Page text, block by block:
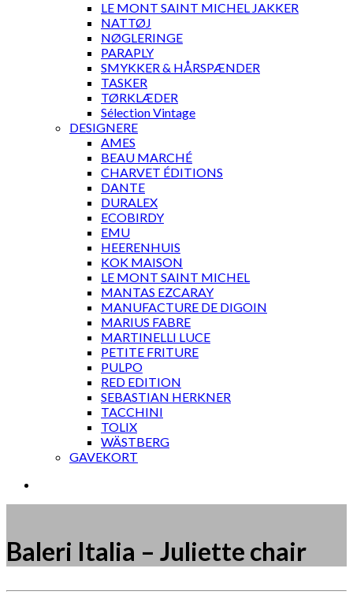
LE MONT SAINT MICHEL JAKKER
NATTØJ
NØGLERINGE
PARAPLY
SMYKKER & HÅRSPÆNDER
TASKER
TØRKLÆDER
Sélection Vintage
DESIGNERE
AMES
BEAU MARCHÉ
CHARVET ÉDITIONS
DANTE
DURALEX
ECOBIRDY
EMU
HEERENHUIS
KOK MAISON
LE MONT SAINT MICHEL
MANTAS EZCARAY
MANUFACTURE DE DIGOIN
MARIUS FABRE
MARTINELLI LUCE
PETITE FRITURE
PULPO
RED EDITION
SEBASTIAN HERKNER
TACCHINI
TOLIX
WÄSTBERG
GAVEKORT
Baleri Italia – Juliette chair